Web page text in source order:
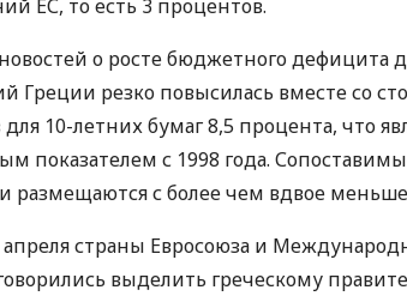
ЕС, то есть 3 процентов.
о росте бюджетного дефицита
Греции резко повысилась вместе со
для 10-летних бумаг 8,5 процента, что
показателем с 1998 года.
размещаются с более чем вдвое
апреля страны Евросоюза и
выделить греческому